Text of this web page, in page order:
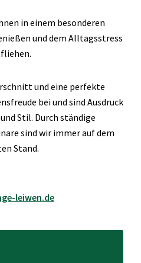
in einem besonderen
und dem Alltagsstress
und eine perfekte
bei und sind Ausdruck
Stil. Durch ständige
sind wir immer auf dem
Stand.
leiwen.de